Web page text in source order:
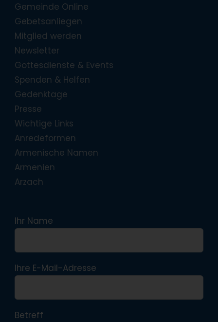
Gemeinde Online
Gebetsanliegen
Mitglied werden
Newsletter
Gottesdienste & Events
Spenden & Helfen
Gedenktage
Presse
Wichtige Links
Anredeformen
Armenische Namen
Armenien
Arzach
Ihr Name
Ihre E-Mail-Adresse
Betreff